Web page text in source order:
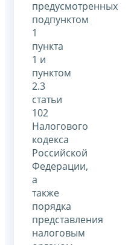
предусмотренных
подпунктом
1
пункта
1 и
пунктом
2.3
статьи
102
Налогового
кодекса
Российской
Федерации,
а
также
порядка
представления
налоговым